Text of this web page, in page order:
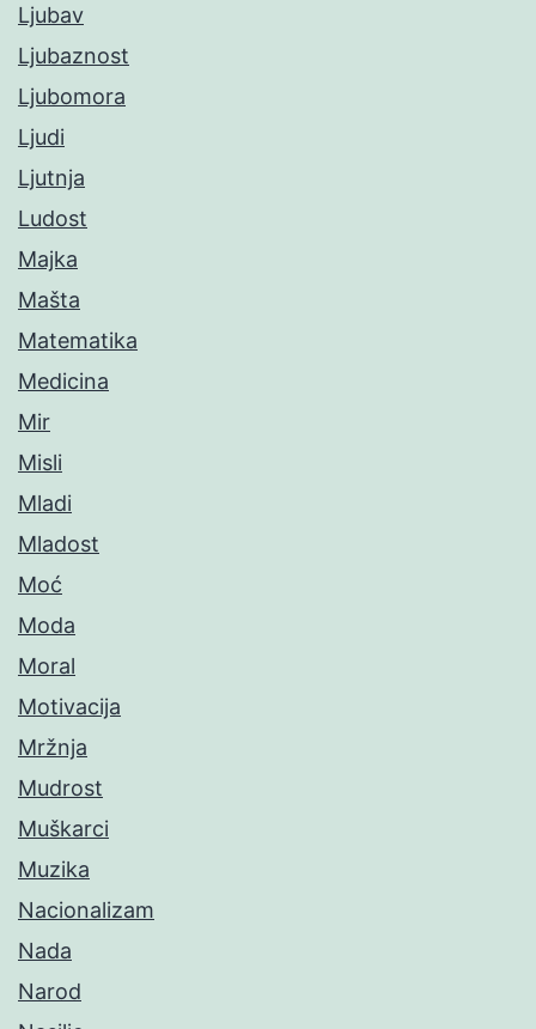
Ljubav
Ljubaznost
Ljubomora
Ljudi
Ljutnja
Ludost
Majka
Mašta
Matematika
Medicina
Mir
Misli
Mladi
Mladost
Moć
Moda
Moral
Motivacija
Mržnja
Mudrost
Muškarci
Muzika
Nacionalizam
Nada
Narod